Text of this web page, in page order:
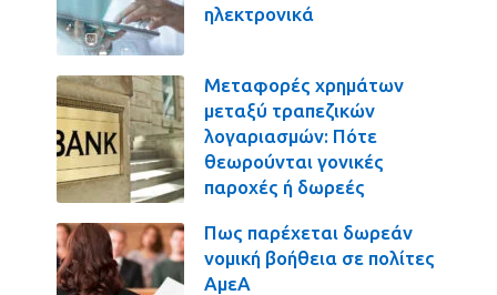
ηλεκτρονικά
Μεταφορές χρημάτων
μεταξύ τραπεζικών
λογαριασμών: Πότε
θεωρούνται γονικές
παροχές ή δωρεές
Πως παρέχεται δωρεάν
νομική βοήθεια σε πολίτες
ΑμεΑ